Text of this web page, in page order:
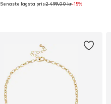
Tillgängliga storlekar: One Size
Senaste lägsta pris:2 499,00 kr-15%